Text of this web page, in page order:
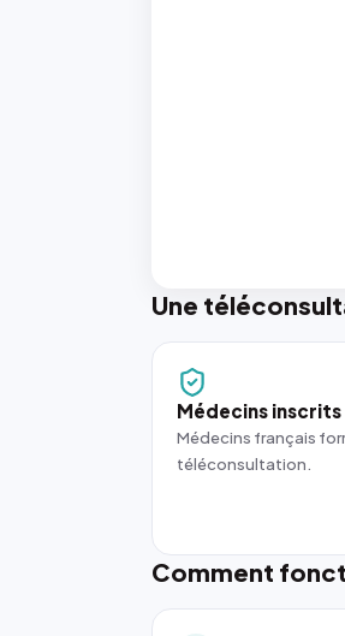
Une
Médecins
Médecins français
téléconsultation.
Comment